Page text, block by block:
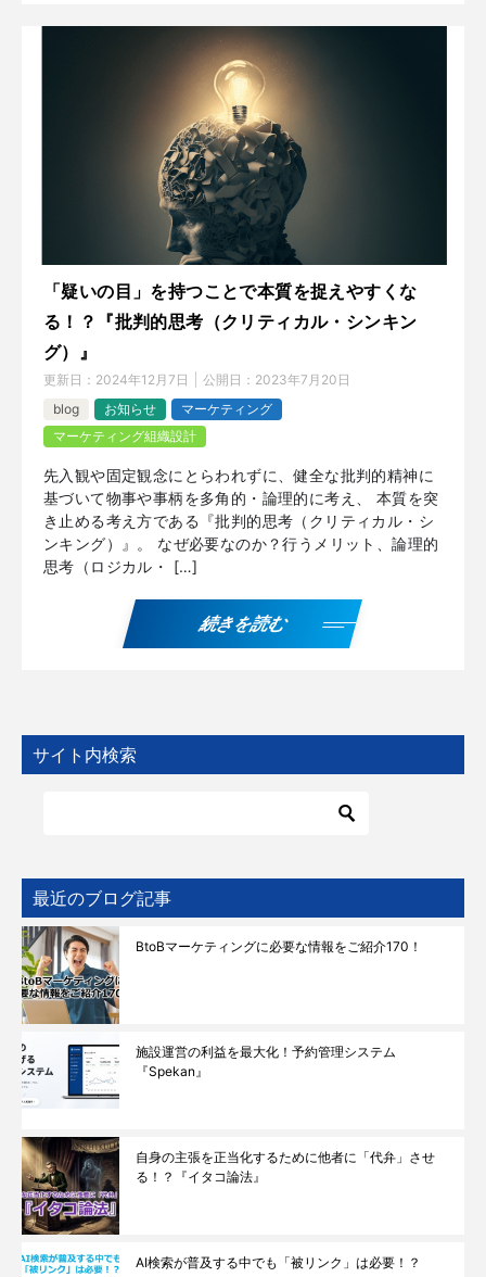
「疑いの目」を持つことで本質を捉えやすくな
る！？『批判的思考（クリティカル・シンキン
グ）』
更新日： 2024年12月7日 公開日： 2023年7月20日
blog
お知らせ
マーケティング
マーケティング組織設計
先入観や固定観念にとらわれずに、健全な批判的精神に
基づいて物事や事柄を多角的・論理的に考え、 本質を突
き止める考え方である『批判的思考（クリティカル・シ
ンキング）』。 なぜ必要なのか？行うメリット、論理的
思考（ロジカル・ […]
続きを読む
サイト内検索
最近のブログ記事
BtoBマーケティングに必要な情報をご紹介170！
施設運営の利益を最大化！予約管理システム
『Spekan』
自身の主張を正当化するために他者に「代弁」させ
る！？『イタコ論法』
AI検索が普及する中でも「被リンク」は必要！？